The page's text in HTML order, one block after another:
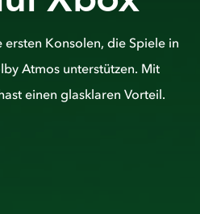
ersten Konsolen, die Spiele in
Atmos unterstützen. Mit
einen glasklaren Vorteil.